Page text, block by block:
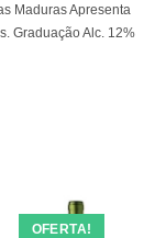
Maduras Apresenta
Graduação Alc. 12%
OFERTA!